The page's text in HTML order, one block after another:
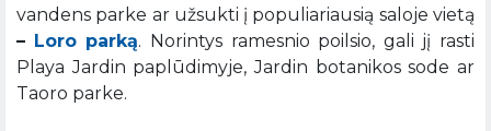
vandens parke ar užsukti į populiariausią saloje vietą
– Loro parką. Norintys ramesnio poilsio, gali jį rasti
Playa Jardin paplūdimyje, Jardin botanikos sode ar
Taoro parke.